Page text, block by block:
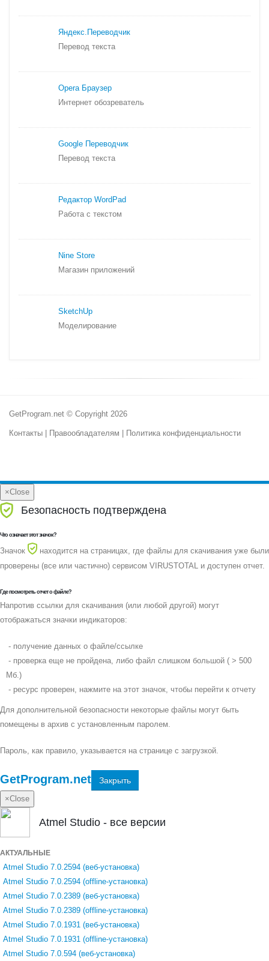
Яндекс. Переводчик
Перевод текста
Opera Браузер
Интернет обозреватель
Google Переводчик
Перевод текста
Редактор WordPad
Работа с текстом
Nine Store
Магазин приложений
SketchUp
Моделирование
GetProgram.net © Copyright 2026
Контакты Правообладателям Политика конфиденциальности
×Close
Безопасность подтверждена
Что означает этот значок?
Значок
находится на страницах, где файлы для скачивания уже были
проверены (все или частично) сервисом VIRUSTOTAL и доступен отчет.
Где посмотреть отчет о файле?
Напротив ссылки для скачивания (или любой другой) могут
отображаться значки индикаторов:
- получение данных о файле/ссылке
- проверка еще не пройдена, либо файл слишком большой ( > 500
Мб.)
- ресурс проверен, нажмите на этот значок, чтобы перейти к отчету
Для дополнительной безопасности некоторые файлы могут быть
помещены в архив с установленным паролем.
Пароль, как правило, указывается на странице с загрузкой.
GetProgram.net Закрыть
×Close
Atmel Studio - все версии
АКТУАЛЬНЫЕ
Atmel Studio 7.0.2594 (веб-установка)
Atmel Studio 7.0.2594 (offline-установка)
Atmel Studio 7.0.2389 (веб-установка)
Atmel Studio 7.0.2389 (offline-установка)
Atmel Studio 7.0.1931 (веб-установка)
Atmel Studio 7.0.1931 (offline-установка)
Atmel Studio 7.0.594 (веб-установка)